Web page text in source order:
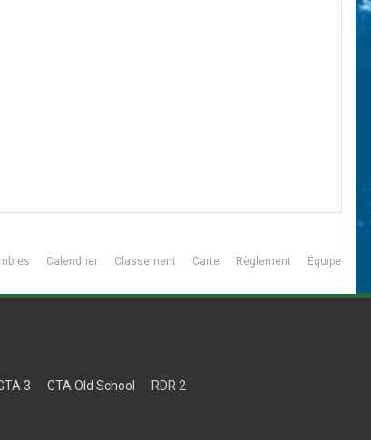
Calendrier Classement Carte Règlement Équipe
3 GTA Old School RDR 2